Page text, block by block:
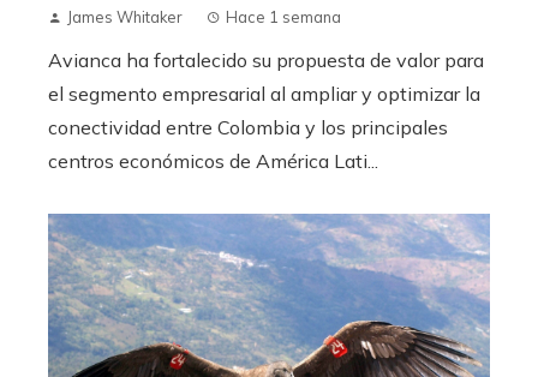
James Whitaker Hace 1 semana
Avianca ha fortalecido su propuesta de valor para
el segmento empresarial al ampliar y optimizar la
conectividad entre Colombia y los principales
centros económicos de América Lati...